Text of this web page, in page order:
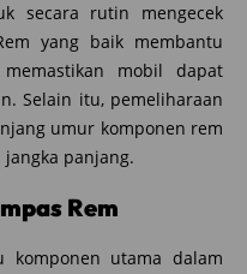
secara rutin mengecek
yang baik membantu
memastikan mobil dapat
Selain itu, pemeliharaan
umur komponen rem
panjang.
Rem
komponen utama dalam